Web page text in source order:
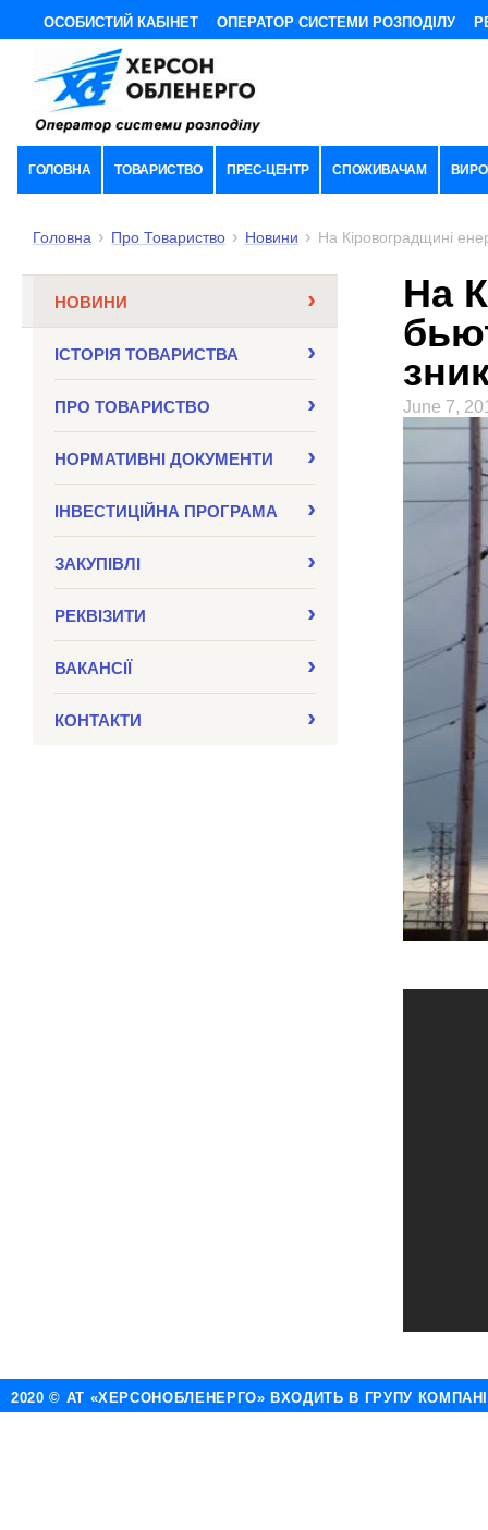
ОСОБИСТИЙ КАБІНЕТ ОПЕРАТОР СИСТЕМИ РОЗПОДІЛУ
ГОЛОВНА ТОВАРИСТВО ПРЕС-ЦЕНТР СПОЖИВАЧАМ
Головна Про Товариство Новини На Кіровоградщині
НОВИНИ
ІСТОРІЯ ТОВАРИСТВА
ПРО ТОВАРИСТВО
НОРМАТИВНI ДОКУМЕНТИ
ІНВЕСТИЦІЙНА ПРОГРАМА
ЗАКУПIВЛI
РЕКВІЗИТИ
ВАКАНСІЇ
КОНТАКТИ
На
June 7,
2020 © АТ «ХЕРСОНОБЛЕНЕРГО» ВХОДИТЬ В ГРУПУ